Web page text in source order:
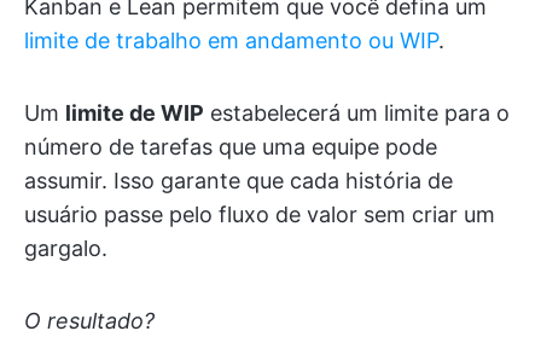
Kanban e Lean permitem que você defina um
limite de trabalho em andamento ou WIP.
Um limite de WIP estabelecerá um limite para o
número de tarefas que uma equipe pode
assumir. Isso garante que cada história de
usuário passe pelo fluxo de valor sem criar um
gargalo.
O resultado?